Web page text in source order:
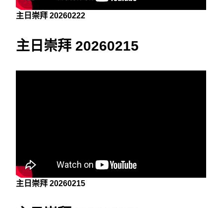
主日崇拜 20260222
主日崇拜 20260215
主日崇拜 20260215